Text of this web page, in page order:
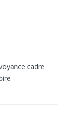
cadre